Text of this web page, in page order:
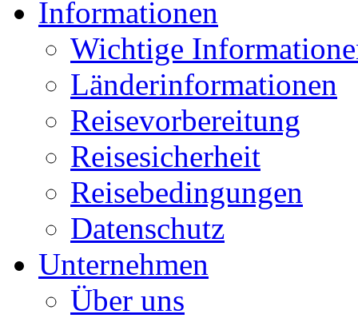
Informationen
Wichtige
Länderinformationen
Reisevorbereitung
Reisesicherheit
Reisebedingungen
Datenschutz
Unternehmen
Über uns